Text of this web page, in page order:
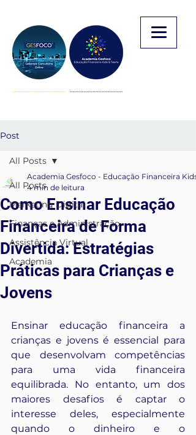
Post
All Posts
Marketing Digital
Finanças e Administração
Assistência Virtual
Academia
All Posts
Como Ensinar Educação
Financeira de Forma
Divertida: Estratégias
Práticas para Crianças e
Jovens
Academia Gesfoco - Educação Financeira Kids
4 min de leitura
Ensinar educação financeira a
crianças e jovens é essencial para
que desenvolvam competências
para uma vida financeira
equilibrada. No entanto, um dos
maiores desafios é captar o
interesse deles, especialmente
quando o dinheiro e o